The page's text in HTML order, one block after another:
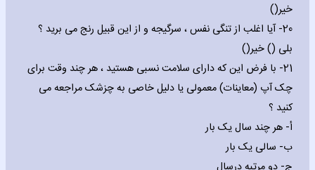
خیر()
20- آیا اغلب از تنگی نفس ، سرگیجه و از این قبیل رنج می برید ؟
بلی () خیر()
21- با فرض این که دارای سلامت نسبی هستید ، هر چند وقت برای
چک آپ (معاینات) معمولی یا دلیل خاصی به چزشک مراجعه می
کنید ؟
‌أ- هر چند سال یک بار
‌ب- سالی یک بار